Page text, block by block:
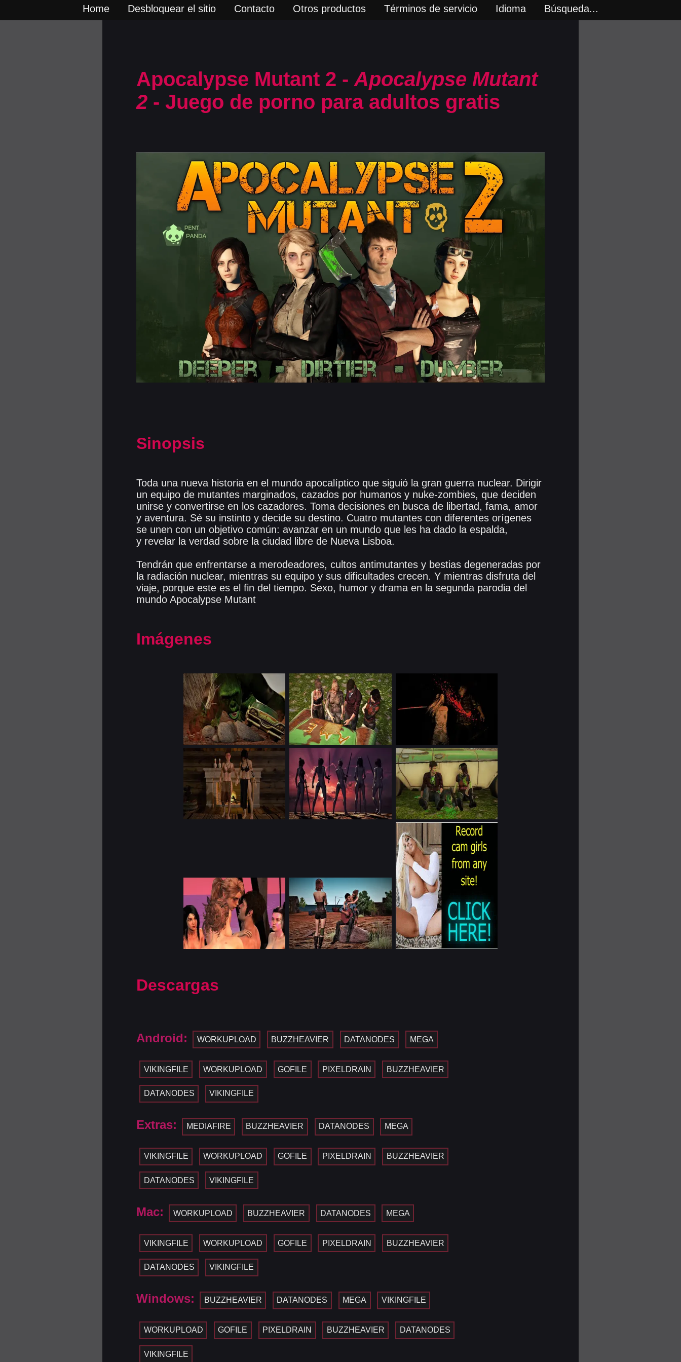
Home Desbloquear el sitio Contacto Otros productos Términos de servicio Idioma Búsqueda...
Apocalypse Mutant 2 - Apocalypse Mutant
2- Juego de porno para adultos gratis
Sinopsis
Toda una nueva historia en el mundo apocalíptico que siguió la gran guerra nuclear. Dirigir
un equipo de mutantes marginados, cazados por humanos y nuke-zombies, que deciden
unirse y convertirse en los cazadores. Toma decisiones en busca de libertad, fama, amor
y aventura. Sé su instinto y decide su destino. Cuatro mutantes con diferentes orígenes
se unen con un objetivo común: avanzar en un mundo que les ha dado la espalda,
y revelar la verdad sobre la ciudad libre de Nueva Lisboa.
Tendrán que enfrentarse a merodeadores, cultos antimutantes y bestias degeneradas por
la radiación nuclear, mientras su equipo y sus dificultades crecen. Y mientras disfruta del
viaje, porque este es el fin del tiempo. Sexo, humor y drama en la segunda parodia del
mundo Apocalypse Mutant
Imágenes
Descargas
Android: WORKUPLOAD BUZZHEAVIER DATANODES MEGA
VIKINGFILE WORKUPLOAD GOFILE PIXELDRAIN BUZZHEAVIER
DATANODES VIKINGFILE
Extras: MEDIAFIRE BUZZHEAVIER DATANODES MEGA
VIKINGFILE WORKUPLOAD GOFILE PIXELDRAIN BUZZHEAVIER
DATANODES VIKINGFILE
Mac: WORKUPLOAD BUZZHEAVIER DATANODES MEGA
VIKINGFILE WORKUPLOAD GOFILE PIXELDRAIN BUZZHEAVIER
DATANODES VIKINGFILE
Windows: BUZZHEAVIER DATANODES MEGA VIKINGFILE
WORKUPLOAD GOFILE PIXELDRAIN BUZZHEAVIER DATANODES
VIKINGFILE